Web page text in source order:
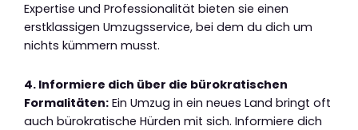
Expertise und Professionalität bieten sie einen
erstklassigen Umzugsservice, bei dem du dich um
nichts kümmern musst.
4. Informiere dich über die bürokratischen
Formalitäten: Ein Umzug in ein neues Land bringt oft
auch bürokratische Hürden mit sich. Informiere dich